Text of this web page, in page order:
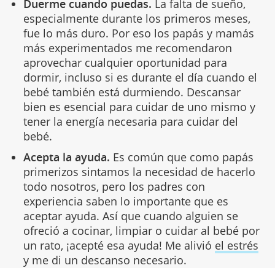
Duerme cuando puedas. La falta de sueño,
especialmente durante los primeros meses,
fue lo más duro. Por eso los papás y mamás
más experimentados me recomendaron
aprovechar cualquier oportunidad para
dormir, incluso si es durante el día cuando el
bebé también está durmiendo. Descansar
bien es esencial para cuidar de uno mismo y
tener la energía necesaria para cuidar del
bebé.
Acepta la ayuda. Es común que como papás
primerizos sintamos la necesidad de hacerlo
todo nosotros, pero los padres con
experiencia saben lo importante que es
aceptar ayuda. Así que cuando alguien se
ofreció a cocinar, limpiar o cuidar al bebé por
un rato, ¡acepté esa ayuda! Me alivió el estrés
y me di un descanso necesario.